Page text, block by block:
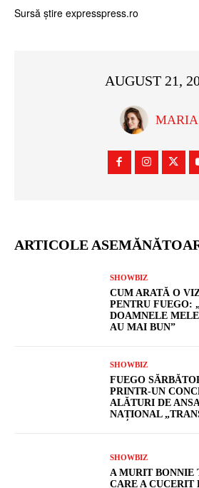
Sursă știre expresspress.ro
AUGUST 21,
MARIA
ARTICOLE
SHOWBIZ
CUM ARATĂ O
PENTRU FUEGO:
DOAMNELE
AU MAI BUN”
SHOWBIZ
FUEGO
PRINTR-UN
ALĂTURI DE
NAȚIONAL
SHOWBIZ
A MURIT BONNIE
CARE A CUCERIT